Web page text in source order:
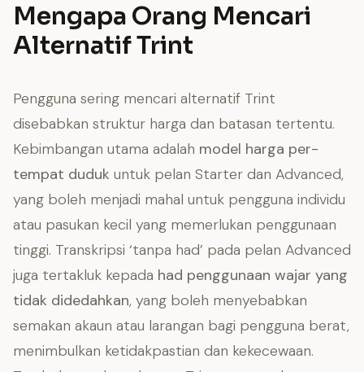
Mengapa Orang Mencari
Alternatif Trint
Pengguna sering mencari alternatif Trint
disebabkan struktur harga dan batasan tertentu.
Kebimbangan utama adalah model harga per-
tempat duduk untuk pelan Starter dan Advanced,
yang boleh menjadi mahal untuk pengguna individu
atau pasukan kecil yang memerlukan penggunaan
tinggi. Transkripsi ‘tanpa had’ pada pelan Advanced
juga tertakluk kepada had penggunaan wajar yang
tidak didedahkan, yang boleh menyebabkan
semakan akaun atau larangan bagi pengguna berat,
menimbulkan ketidakpastian dan kekecewaan.